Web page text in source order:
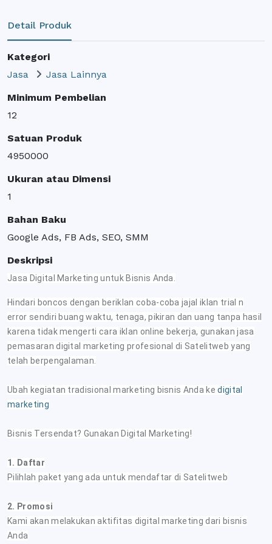
Detail Produk
Kategori
Jasa
Jasa Lainnya
Minimum Pembelian
12
Satuan Produk
4950000
Ukuran atau Dimensi
1
Bahan Baku
Google Ads, FB Ads, SEO, SMM
Deskripsi
Jasa Digital Marketing untuk Bisnis Anda.
Hindari boncos dengan beriklan coba-coba jajal iklan trial n
error sendiri buang waktu, tenaga, pikiran dan uang tanpa hasil
karena tidak mengerti cara iklan online bekerja, gunakan jasa
pemasaran digital marketing profesional di Satelitweb yang
telah berpengalaman.
Ubah kegiatan tradisional marketing bisnis Anda kedigital
marketing
Bisnis Tersendat? Gunakan Digital Marketing!
1. Daftar
Pilihlah paket yang ada untuk mendaftar di Satelitweb
2. Promosi
Kami akan melakukan aktifitas digital marketing dari bisnis
Anda